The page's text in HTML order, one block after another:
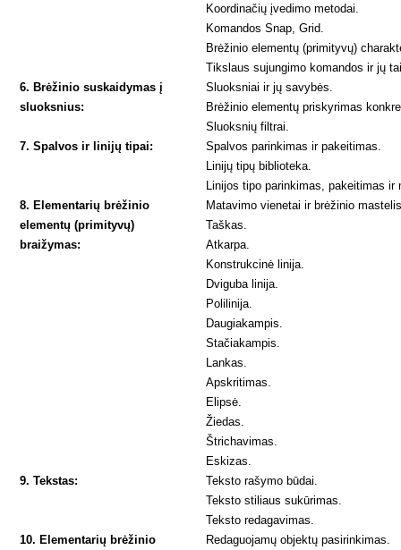
Koordinačių įvedimo metodai.
Komandos Snap, Grid.
Brėžinio elementų (primityvų)
Tikslaus sujungimo komandos ir jų
6. Brėžinio suskaidymas į
sluoksnius:
Sluoksniai ir jų savybės.
Brėžinio elementų priskyrimas
Sluoksnių filtrai.
7. Spalvos ir linijų tipai:
Spalvos parinkimas ir pakeitimas.
Linijų tipų biblioteka.
Linijos tipo parinkimas, pakeitimas ir
8. Elementarių brėžinio
elementų (primityvų)
braižymas:
Matavimo vienetai ir brėžinio
Taškas.
Atkarpa.
Konstrukcinė linija.
Dviguba linija.
Polilinija.
Daugiakampis.
Stačiakampis.
Lankas.
Apskritimas.
Elipsė.
Žiedas.
Štrichavimas.
Eskizas.
9. Tekstas:
Teksto rašymo būdai.
Teksto stiliaus sukūrimas.
Teksto redagavimas.
10. Elementarių brėžinio
Redaguojamų objektų pasirinkimas.